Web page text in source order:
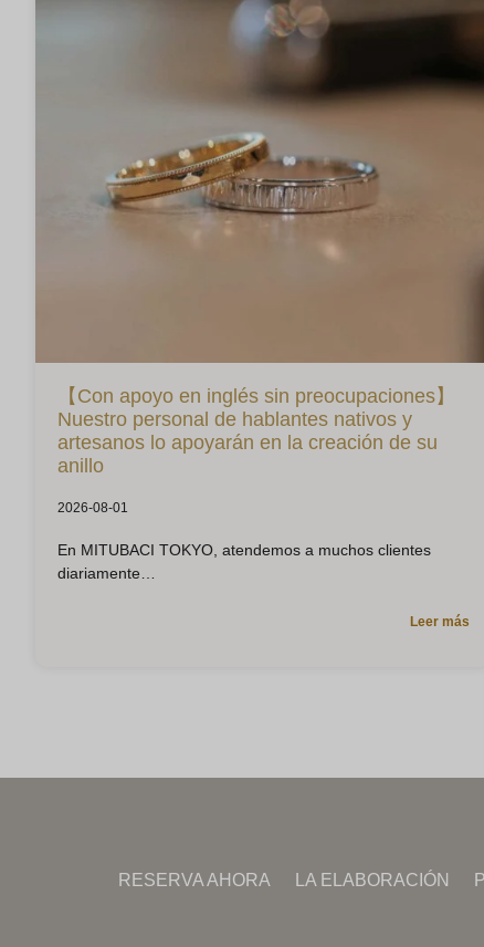
【Con apoyo en inglés sin preocupaciones】
Nuestro personal de hablantes nativos y
artesanos lo apoyarán en la creación de su
anillo
2026-08-01
En MITUBACI TOKYO, atendemos a muchos clientes
diariamente
Leer más
RESERVA AHORA LA ELABORACIÓN